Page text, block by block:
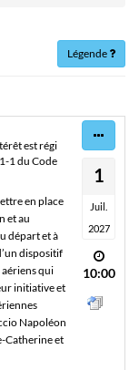
Légende
est régi
1 du Code
en place
et au
départ et à
dispositif
qui
initiative et
Napoléon
Catherine et
1
Juil.
2027
10:00